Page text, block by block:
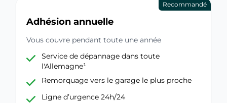
Recommandé
Adhésion annuelle
Vous couvre pendant toute une année
Service de dépannage dans toute
l'Allemagne¹
Remorquage vers le garage le plus proche
Ligne d’urgence 24h/24